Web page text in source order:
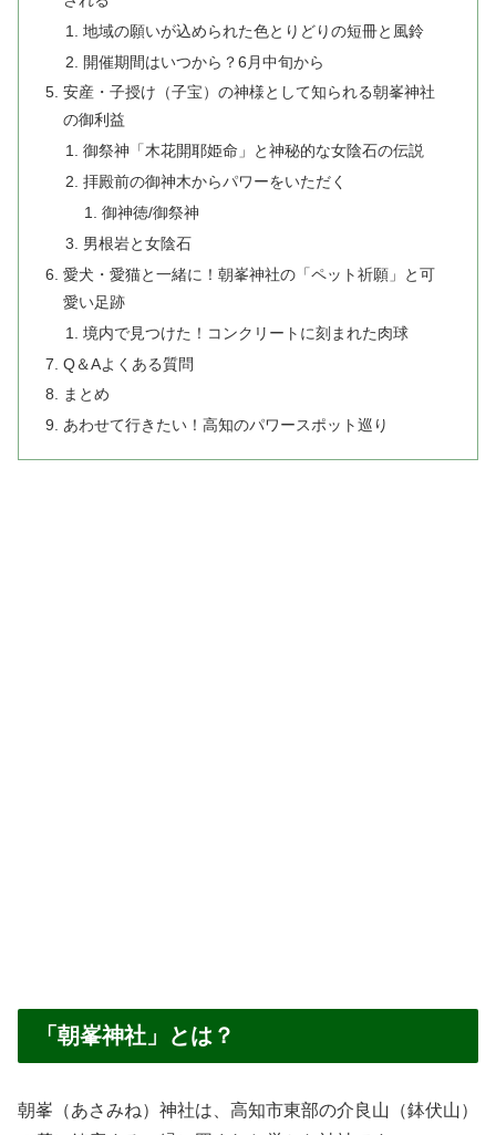
地域の願いが込められた色とりどりの短冊と風鈴
開催期間はいつから？6月中旬から
安産・子授け（子宝）の神様として知られる朝峯神社
の御利益
御祭神「木花開耶姫命」と神秘的な女陰石の伝説
拝殿前の御神木からパワーをいただく
御神徳/御祭神
男根岩と女陰石
愛犬・愛猫と一緒に！朝峯神社の「ペット祈願」と可
愛い足跡
境内で見つけた！コンクリートに刻まれた肉球
Q＆Aよくある質問
まとめ
あわせて行きたい！高知のパワースポット巡り
「朝峯神社」とは？
朝峯（あさみね）神社は、高知市東部の介良山（鉢伏山）